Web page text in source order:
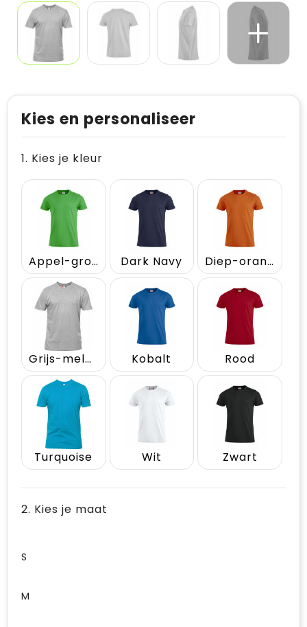
Kies en personaliseer
1. Kies je kleur
Appel-groen Dark Navy Diep-oranje
Grijs-melange Kobalt Rood
Turquoise Wit Zwart
2. Kies je maat
S
M